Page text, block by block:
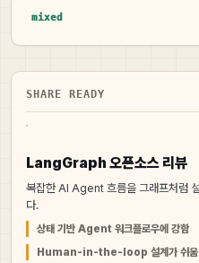
mixed
SHARE READY
LangGraph 오픈소스 리뷰
복잡한 AI Agent 흐름을 그래프처럼
다.
상태 기반 Agent 워크플로우에 강함
Human-in-the-loop 설계가 쉬움